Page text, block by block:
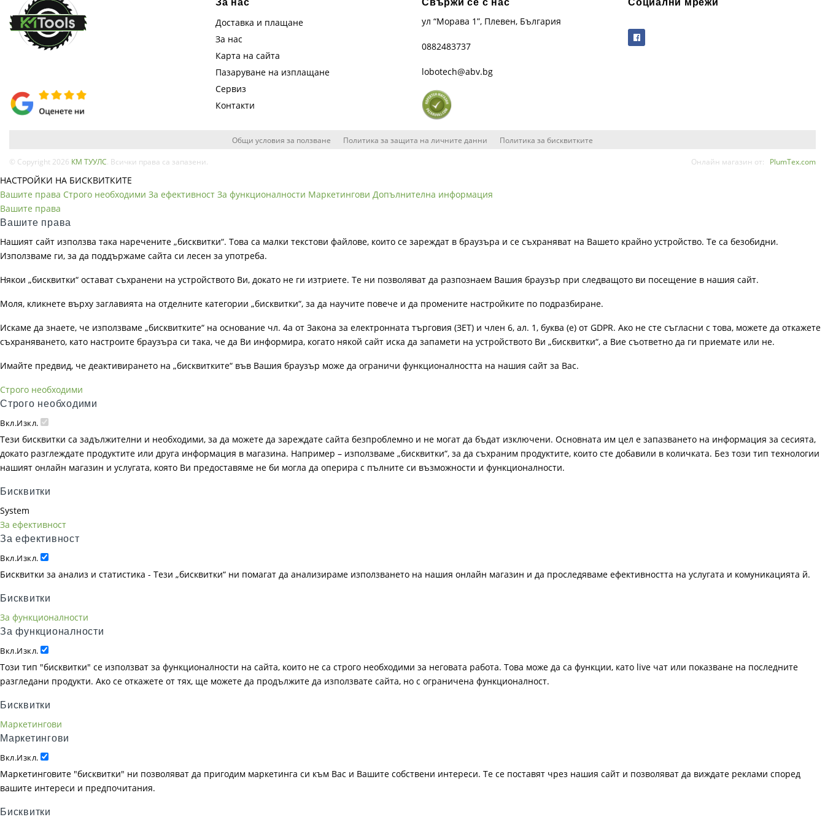
За нас
Доставка и плащане
За нас
Карта на сайта
Пазаруване на изплащане
Сервиз
Контакти
Свържи се с нас
ул “Морава 1”, Плевен, България
0882483737
lobotech@abv.bg
Социални мрежи
Общи условия за ползване Политика за защита на личните данни Политика за бисквитките
© Copyright 2026 КМ ТУУЛС . Всички права са запазени. Онлайн магазин от: PlumTex.com
НАСТРОЙКИ НА БИСКВИТКИТЕ
Вашите права Строго необходими За ефективност За функционалности Маркетингови Допълнителна информация
Вашите права
Вашите права
Нашият сайт използва така наречените „бисквитки“. Това са малки текстови файлове, които се зареждат в браузъра и се съхраняват на Вашето крайно устройство. Те са безобидни.
Използваме ги, за да поддържаме сайта си лесен за употреба.
Някои „бисквитки“ остават съхранени на устройството Ви, докато не ги изтриете. Те ни позволяват да разпознаем Вашия браузър при следващото ви посещение в нашия сайт.
Моля, кликнете върху заглавията на отделните категории „бисквитки“, за да научите повече и да промените настройките по подразбиране.
Искаме да знаете, че използваме „бисквитките“ на основание чл. 4а от Закона за електронната търговия (ЗЕТ) и член 6, ал. 1, буква (е) от GDPR. Ако не сте съгласни с това, можете да откажете
съхраняването, като настроите браузъра си така, че да Ви информира, когато някой сайт иска да запамети на устройството Ви „бисквитки“, а Вие съответно да ги приемате или не.
Имайте предвид, че деактивирането на „бисквитките“ във Вашия браузър може да ограничи функционалността на нашия сайт за Вас.
Строго необходими
Строго необходими
Вкл.Изкл.
Тези бисквитки са задължителни и необходими, за да можете да зареждате сайта безпроблемно и не могат да бъдат изключени. Основната им цел е запазването на информация за сесията,
докато разглеждате продуктите или друга информация в магазина. Например – използваме „бисквитки“, за да съхраним продуктите, които сте добавили в количката. Без този тип технологии
нашият онлайн магазин и услугата, която Ви предоставяме не би могла да оперира с пълните си възможности и функционалности.
Бисквитки
System
За ефективност
За ефективност
Вкл.Изкл.
Бисквитки за анализ и статистика - Тези „бисквитки“ ни помагат да анализираме използването на нашия онлайн магазин и да проследяваме ефективността на услугата и комуникацията й.
Бисквитки
За функционалности
За функционалности
Вкл.Изкл.
Този тип "бисквитки" се използват за функционалности на сайта, които не са строго необходими за неговата работа. Това може да са функции, като live чат или показване на последните
разгледани продукти. Ако се откажете от тях, ще можете да продължите да използвате сайта, но с ограничена функционалност.
Бисквитки
Маркетингови
Маркетингови
Вкл.Изкл.
Маркетинговите "бисквитки" ни позволяват да пригодим маркетинга си към Вас и Вашите собствени интереси. Те се поставят чрез нашия сайт и позволяват да виждате реклами според
вашите интереси и предпочитания.
Бисквитки